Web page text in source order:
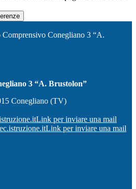
Comprensivo Conegliano 3 “A.
3 “A. Brustolon”
Conegliano (TV)
Link per inviare una mail
Link per inviare una mail